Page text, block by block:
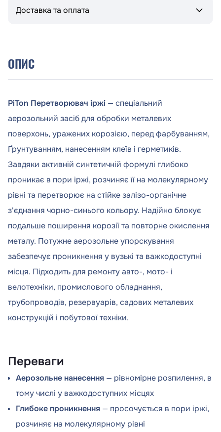
Доставка та оплата
ОПИС
PiTon Перетворювач іржі — спеціальний
аерозольний засіб для обробки металевих
поверхонь, уражених корозією, перед фарбуванням,
Ґрунтуванням, нанесенням клеїв і герметиків.
Завдяки активній синтетичній формулі глибоко
проникає в пори іржі, розчиняє її на молекулярному
рівні та перетворює на стійке залізо-органічне
з'єднання чорно-синього кольору. Надійно блокує
подальше поширення корозії та повторне окислення
металу. Потужне аерозольне упорскування
забезпечує проникнення у вузькі та важкодоступні
місця. Підходить для ремонту авто-, мото- і
велотехніки, промислового обладнання,
трубопроводів, резервуарів, садових металевих
конструкцій і побутової техніки.
Переваги
Аерозольне нанесення — рівномірне розпилення, в
тому числі у важкодоступних місцях
Глибоке проникнення — просочується в пори іржі,
розчиняє на молекулярному рівні